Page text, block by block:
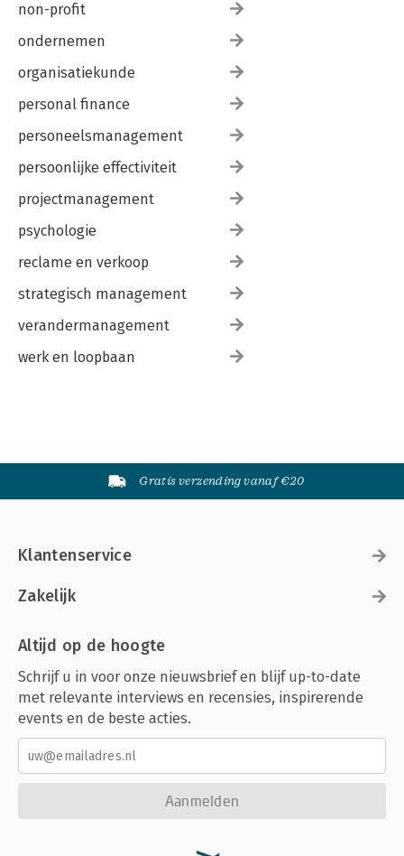
non-profit
ondernemen
organisatiekunde
personal finance
personeelsmanagement
persoonlijke effectiviteit
projectmanagement
psychologie
reclame en verkoop
strategisch management
verandermanagement
werk en loopbaan
Gratis verzending vanaf €20
Klantenservice
Zakelijk
Altijd op de hoogte
Schrijf u in voor onze nieuwsbrief en blijf up-to-date
met relevante interviews en recensies, inspirerende
events en de beste acties.
Aanmelden